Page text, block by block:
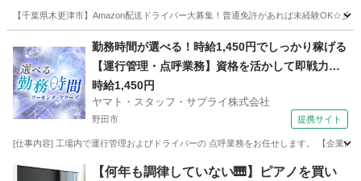
【千葉県木更津市】Amazon配送ドライバー大募集！普通免許があれば未経験OK☆彡
ドライバー Amazon
勤務時間が選べる！時給1,450円でしっかり稼げる
【運行管理・点呼業務】資格を活かして即戦力に
なれる
時給1,450円
ヤマト・スタッフ・サプライ株式会社
野田市 提携サイト
[仕事内容] 工場内で運行管理およびドライバーの 点呼業務をお任せします。 【企業
千葉 野田市 ドライバー
【何年も調律していない🎹】ピアノを買い